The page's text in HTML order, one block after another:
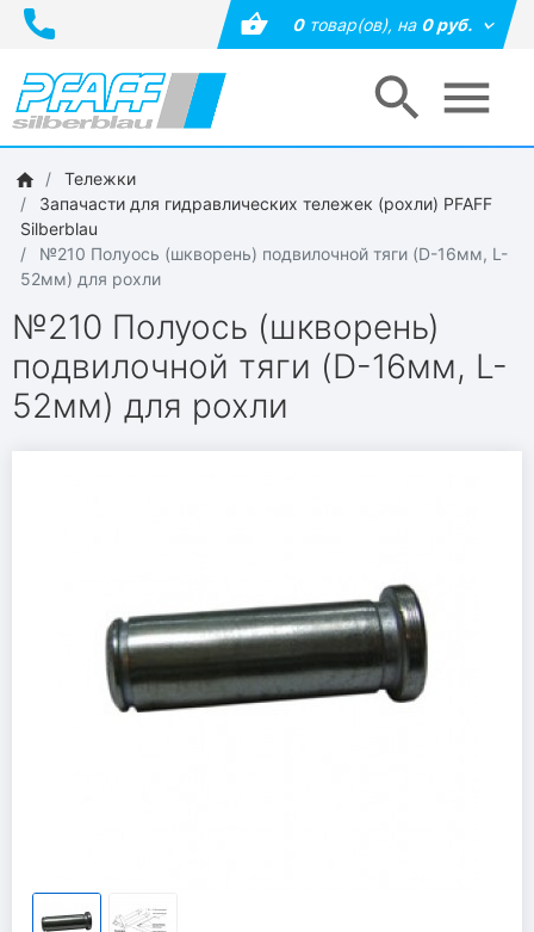
0товар(ов),на0 руб.
Тележки
Запачасти для гидравлических тележек (рохли) PFAFF
Silberblau
№210 Полуось (шкворень) подвилочной тяги (D-16мм, L-
52мм) для рохли
№210 Полуось (шкворень)
подвилочной тяги (D-16мм, L-
52мм) для рохли